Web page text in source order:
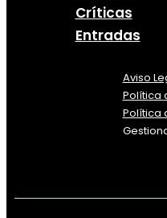
Críticas
Entradas
Aviso
Política
Política